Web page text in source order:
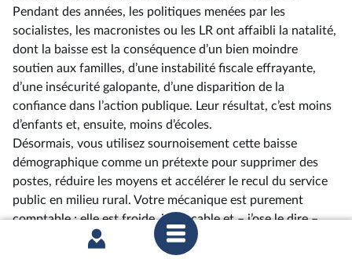
Pendant des années, les politiques menées par les
socialistes, les macronistes ou les LR ont affaibli la natalité,
dont la baisse est la conséquence d’un bien moindre
soutien aux familles, d’une instabilité fiscale effrayante,
d’une insécurité galopante, d’une disparition de la
confiance dans l’action publique. Leur résultat, c’est moins
d’enfants et, ensuite, moins d’écoles.
Désormais, vous utilisez sournoisement cette baisse
démographique comme un prétexte pour supprimer des
postes, réduire les moyens et accélérer le recul du service
public en milieu rural. Votre mécanique est purement
comptable ; elle est froide, implacable et –⁠ j’ose le dire –
inhumaine. Elle ne tient pas compte des réalités humaines